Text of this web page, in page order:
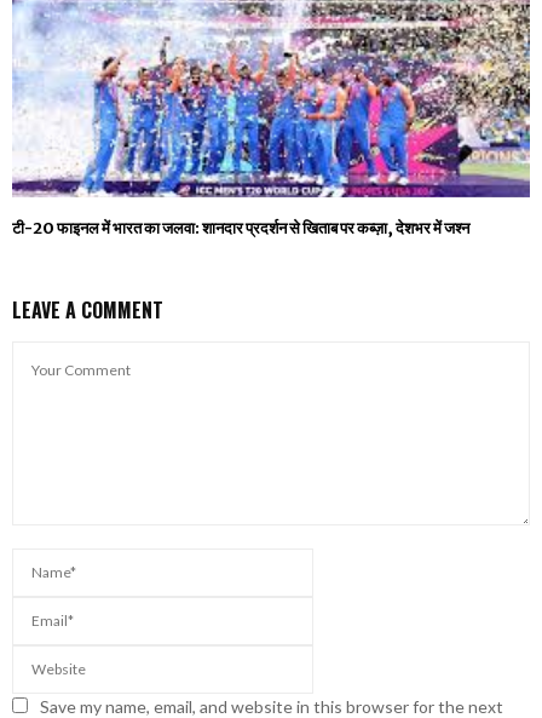
टी-20 फाइनल में भारत का जलवा: शानदार प्रदर्शन से खिताब पर कब्ज़ा, देशभर में जश्न
LEAVE A COMMENT
Save my name, email, and website in this browser for the next